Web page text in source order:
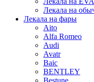
Лекала на
Лекала на фары
Aito
Alfa Romeo
Audi
Avatr
Baic
BENTLEY
Bestune